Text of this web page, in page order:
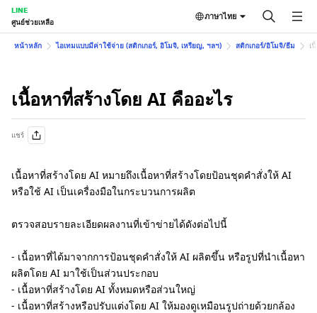
LINE
ศูนย์ช่วยเหลือ
ภาษาไทย
หน้าหลัก ไอเทมแบบมีค่าใช้จ่าย (สติกเกอร์, อิโมจิ, เหรียญ, ฯลฯ) สติกเกอร์/อิโมจิ/ธีม เ
เนื้อหาที่สร้างโดย AI คืออะไร
แชร์
เนื้อหาที่สร้างโดย AI หมายถึงเนื้อหาที่สร้างโดยป้อนชุดคำสั่งให้ AI
หรือใช้ AI เป็นเครื่องมือในกระบวนการผลิต
ตรวจสอบรายละเอียดผลงานที่เข้าข่ายได้ดังต่อไปนี้
- เนื้อหาที่ได้มาจากการป้อนชุดคำสั่งให้ AI ผลิตขึ้น หรือรูปที่นำเนื้อหา
ผลิตโดย AI มาใช้เป็นส่วนประกอบ
- เนื้อหาที่สร้างโดย AI ทั้งหมดหรือส่วนใหญ่
- เนื้อหาที่สร้างหรือปรับแต่งโดย AI ให้มองดูเหมือนรูปถ่ายด้วยกล้อง